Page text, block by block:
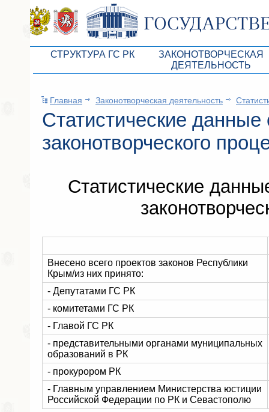
СТРУКТУРА ГС РК
Президиум ГС РК
Депутатский корпус
Комитеты ГС РК
Аппарат ГС РК
Советники Председателя ГС РК
Поиск депутата по округу
ЗАКОНОТВОРЧЕСКАЯ
ДЕЯТЕЛЬНОСТЬ
Бюджет Республики
Законы
Антикоррупционная
Информация
Схема
Главная Законотворческая деятельность
Статистические данные
законотворческого
Статистические
Внесено всего проектов законов Республики
Крым/из них принято:
- Депутатами ГС РК
- комитетами ГС РК
- Главой ГС РК
- представительными органами муниципальных
образований в РК
- прокурором РК
- Главным управлением Министерства юстиции
Российской Федерации по РК и Севастополю